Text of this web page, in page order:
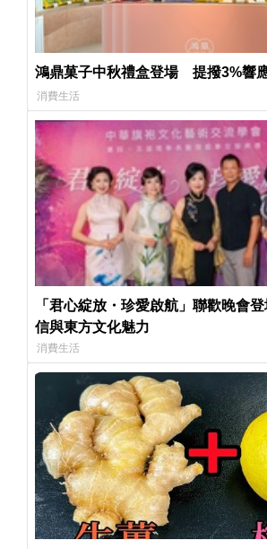
鴻鼎菓子中秋禮盒登場 提撥3%響
消費生活
「君心綻放・珍愛啟航」聯歡晚會
信與東方文化魅力
消費生活